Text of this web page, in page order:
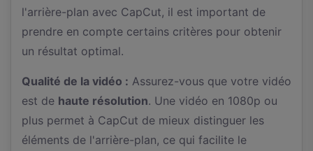
l'arrière-plan avec CapCut, il est important de
prendre en compte certains critères pour obtenir
un résultat optimal.
Qualité de la vidéo : Assurez-vous que votre vidéo
est de haute résolution. Une vidéo en 1080p ou
plus permet à CapCut de mieux distinguer les
éléments de l'arrière-plan, ce qui facilite le